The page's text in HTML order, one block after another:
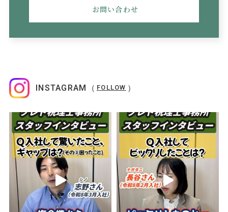
お問い合わせ
INSTAGRAM（ FOLLOW ）